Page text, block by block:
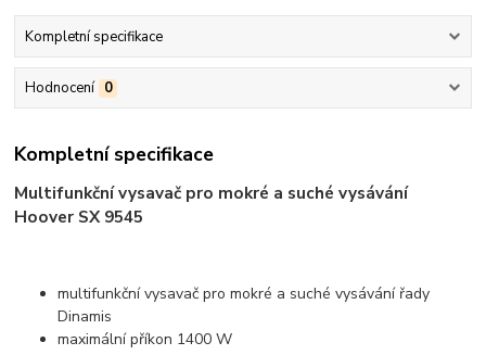
Kompletní specifikace
Hodnocení 0
Kompletní specifikace
Multifunkční vysavač pro mokré a suché vysávání
Hoover SX 9545
multifunkční vysavač pro mokré a suché vysávání řady
Dinamis
maximální příkon 1400 W